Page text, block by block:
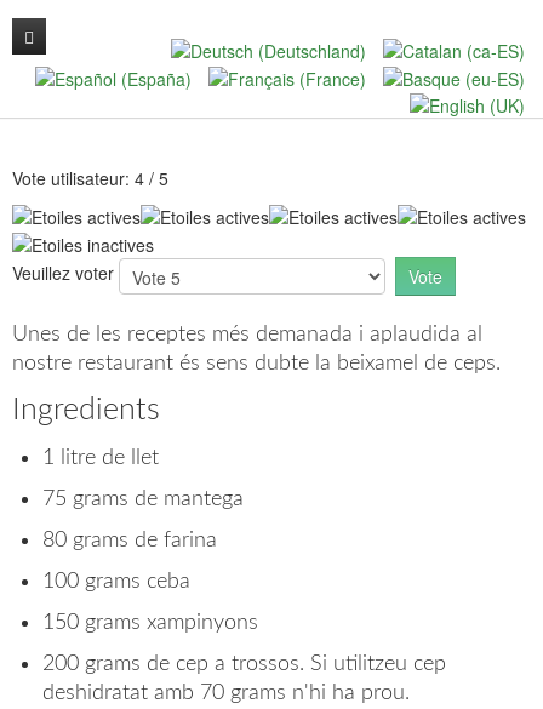
Vote utilisateur: 4 / 5
Veuillez voter
Unes de les receptes més demanada i aplaudida al
nostre restaurant és sens dubte la beixamel de ceps.
Ingredients
1 litre de llet
75 grams de mantega
80 grams de farina
100 grams ceba
150 grams xampinyons
200 grams de cep a trossos. Si utilitzeu cep
deshidratat amb 70 grams n'hi ha prou.